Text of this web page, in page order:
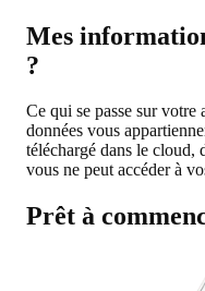
Mes
?
Ce qui se passe sur votre
données vous
téléchargé dans le cloud,
vous ne peut accéder à
Prêt à